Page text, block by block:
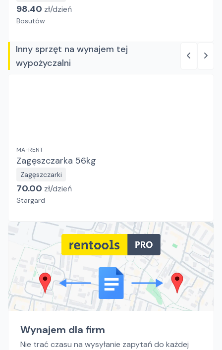
98.40 zł/dzień
Bosutów
Inny sprzęt na wynajem tej
wypożyczalni
MA-RENT
Zagęszczarka 56kg
Zagęszczarki
70.00 zł/dzień
Stargard
Wynajem dla firm
Nie trać czasu na wysyłanie zapytań do każdej